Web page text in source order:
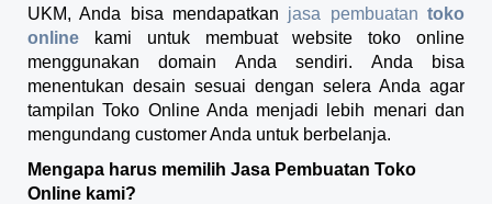
UKM, Anda bisa mendapatkan jasa pembuatantoko
online kami untuk membuat website toko online
menggunakan domain Anda sendiri. Anda bisa
menentukan desain sesuai dengan selera Anda agar
tampilan Toko Online Anda menjadi lebih menari dan
mengundang customer Anda untuk berbelanja.
Mengapa harus memilih Jasa Pembuatan Toko
Online kami?